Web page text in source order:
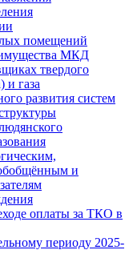
помещений
МКД
твердого
и газа
развития систем
и
оплаты за ТКО в
периоду 2025-